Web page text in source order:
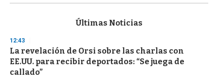
s
d
s
o
f
3
Últimas Noticias
12:43
La revelación de Orsi sobre las charlas con
EE.UU. para recibir deportados: “Se juega de
callado”